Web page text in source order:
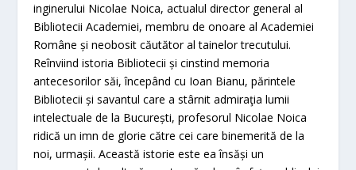
inginerului Nicolae Noica, actualul director general al
Bibliotecii Academiei, membru de onoare al Academiei
Române și neobosit căutător al tainelor trecutului.
Reînviind istoria Bibliotecii și cinstind memoria
antecesorilor săi, începând cu Ioan Bianu, părintele
Bibliotecii și savantul care a stârnit admiraţia lumii
intelectuale de la București, profesorul Nicolae Noica
ridică un imn de glorie către cei care binemerită de la
noi, urmașii. Această istorie este ea însăși un